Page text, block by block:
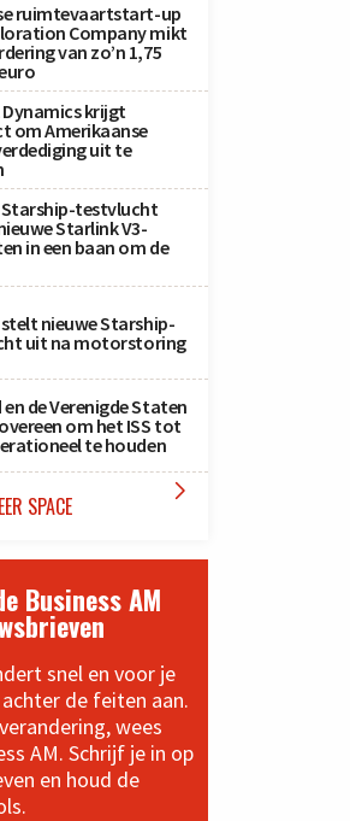
ruimtevaartstart-up
Company mikt
van zo’n 1,75
Dynamics krijgt
om Amerikaanse
uit te
Starship-testvlucht
Starlink V3-
in een baan om de
stelt nieuwe Starship-
uit na motorstoring
en de Verenigde Staten
om het ISS tot
te houden
SPACE 
Business AM
snel en voor je
de feiten aan.
wees
AM. Schrijf je in op
en houd de